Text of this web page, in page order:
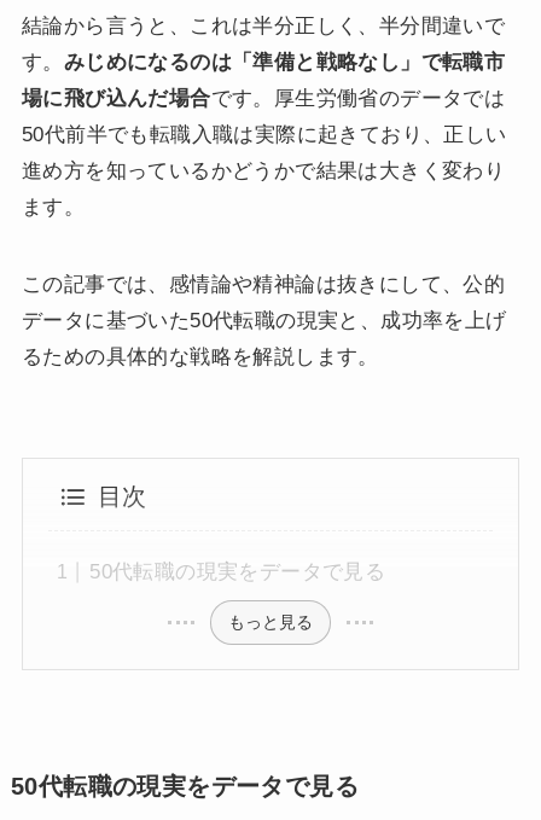
結論から言うと、これは半分正しく、半分間違いで
す。 みじめになるのは「準備と戦略なし」で転職市
場に飛び込んだ場合です。厚生労働省のデータでは
50代前半でも転職入職は実際に起きており、正しい
進め方を知っているかどうかで結果は大きく変わり
ます。
この記事では、感情論や精神論は抜きにして、公的
データに基づいた50代転職の現実と、成功率を上げ
るための具体的な戦略を解説します。
目次
50代転職の現実をデータで見る
もっと見る
50代転職の現実をデータで見る